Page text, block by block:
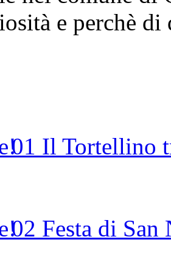
e perchè
01 Il Tortellino
02 Festa di San